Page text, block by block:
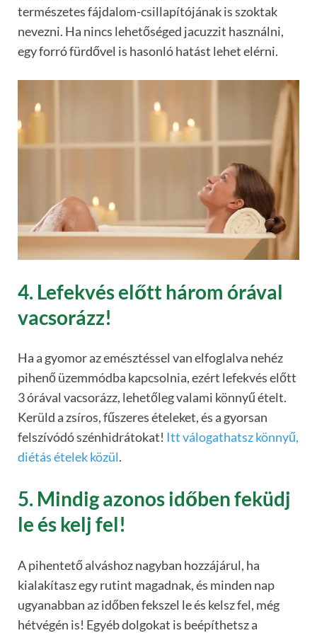
természetes fájdalom-csillapítójának is szoktak
nevezni. Ha nincs lehetőséged jacuzzit használni,
egy forró fürdővel is hasonló hatást lehet elérni.
4. Lefekvés előtt három órával
vacsorázz!
Ha a gyomor az emésztéssel van elfoglalva nehéz
pihenő üzemmódba kapcsolnia, ezért lefekvés előtt
3 órával vacsorázz, lehetőleg valami könnyű ételt.
Kerüld a zsíros, fűszeres ételeket, és a gyorsan
felszívódó szénhidrátokat! Itt válogathatsz könnyű,
diétás ételek közül.
5. Mindig azonos időben feküdj
le és kelj fel!
A pihentető alváshoz nagyban hozzájárul, ha
kialakítasz egy rutint magadnak, és minden nap
ugyanabban az időben fekszel le és kelsz fel, még
hétvégén is! Egyéb dolgokat is beépíthetsz a